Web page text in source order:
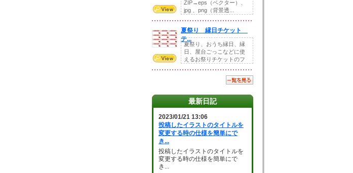
ZIP→eps（ベクター）、
jpg 、png（背景透...
夏祭り 縁日チケット
テ...
夏祭り、おうち縁日、縁
日、屋台ごっこなどに使
えるお祭りチケットのフ
最新日記
2023/01/21 13:06
投稿したイラストのタイトルを
変更する時の仕様を簡単にで
き...
投稿したイラストのタイトルを
変更する時の仕様を簡単にで
き...